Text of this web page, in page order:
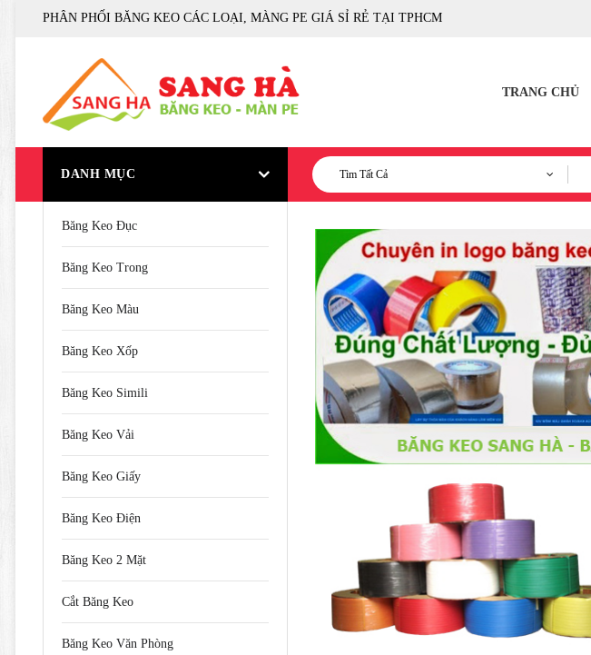
PHÂN PHỐI BĂNG KEO CÁC LOẠI, MÀNG PE GIÁ SỈ RẺ TẠI TPHCM
TRANG CHỦ
DANH MỤC Tìm Tất Cả
Băng Keo Đục
Băng Keo Trong
Băng Keo Màu
Băng Keo Xốp
Băng Keo Simili
Băng Keo Vải
Băng Keo Giấy
Băng Keo Điện
Băng Keo 2 Mặt
Cắt Băng Keo
Băng Keo Văn Phòng